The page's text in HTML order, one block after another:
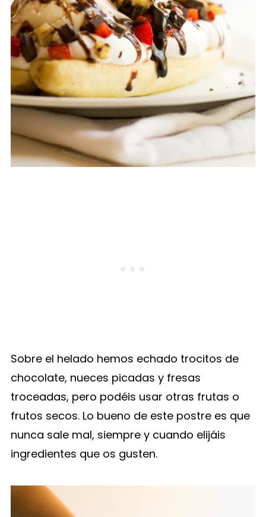
Sobre el helado hemos echado trocitos de
chocolate, nueces picadas y fresas
troceadas, pero podéis usar otras frutas o
frutos secos. Lo bueno de este postre es que
nunca sale mal, siempre y cuando elijáis
ingredientes que os gusten.